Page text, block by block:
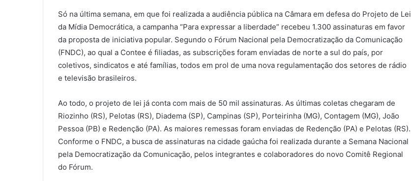
Só na última semana, em que foi realizada a audiência pública na Câmara em defesa do Projeto de Lei
da Mídia Democrática, a campanha “Para expressar a liberdade” recebeu 1.300 assinaturas em favor
da proposta de iniciativa popular. Segundo o Fórum Nacional pela Democratização da Comunicação
(FNDC), ao qual a Contee é filiadas, as subscrições foram enviadas de norte a sul do país, por
coletivos, sindicatos e até famílias, todos em prol de uma nova regulamentação dos setores de rádio
e televisão brasileiros.
Ao todo, o projeto de lei já conta com mais de 50 mil assinaturas. As últimas coletas chegaram de
Riozinho (RS), Pelotas (RS), Diadema (SP), Campinas (SP), Porteirinha (MG), Contagem (MG), João
Pessoa (PB) e Redenção (PA). As maiores remessas foram enviadas de Redenção (PA) e Pelotas (RS).
Conforme o FNDC, a busca de assinaturas na cidade gaúcha foi realizada durante a Semana Nacional
pela Democratização da Comunicação, pelos integrantes e colaboradores do novo Comitê Regional
do Fórum.